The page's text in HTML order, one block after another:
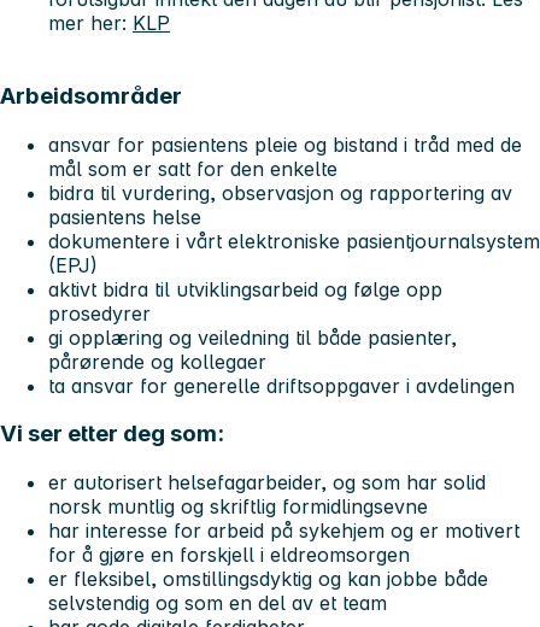
mer her: KLP
Arbeidsområder
ansvar for pasientens pleie og bistand i tråd med de
mål som er satt for den enkelte
bidra til vurdering, observasjon og rapportering av
pasientens helse
dokumentere i vårt elektroniske pasientjournalsystem
(EPJ)
aktivt bidra til utviklingsarbeid og følge opp
prosedyrer
gi opplæring og veiledning til både pasienter,
pårørende og kollegaer
ta ansvar for generelle driftsoppgaver i avdelingen
Vi ser etter deg som:
er autorisert helsefagarbeider, og som har solid
norsk muntlig og skriftlig formidlingsevne
har interesse for arbeid på sykehjem og er motivert
for å gjøre en forskjell i eldreomsorgen
er fleksibel, omstillingsdyktig og kan jobbe både
selvstendig og som en del av et team